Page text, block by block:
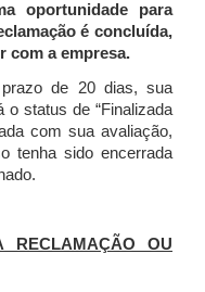
oportunidade para
é concluída,
com a empresa.
de 20 dias, sua
o status de “Finalizada
com sua avaliação,
tenha sido encerrada
RECLAMAÇÃO OU